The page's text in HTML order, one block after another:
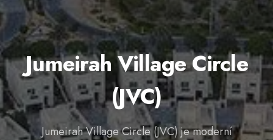
Jumeirah Village Circle
(JVC)
Jumeirah Village Circle (JVC) je moderní